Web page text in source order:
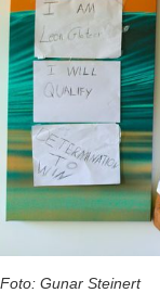
Foto: Gunar Steinert